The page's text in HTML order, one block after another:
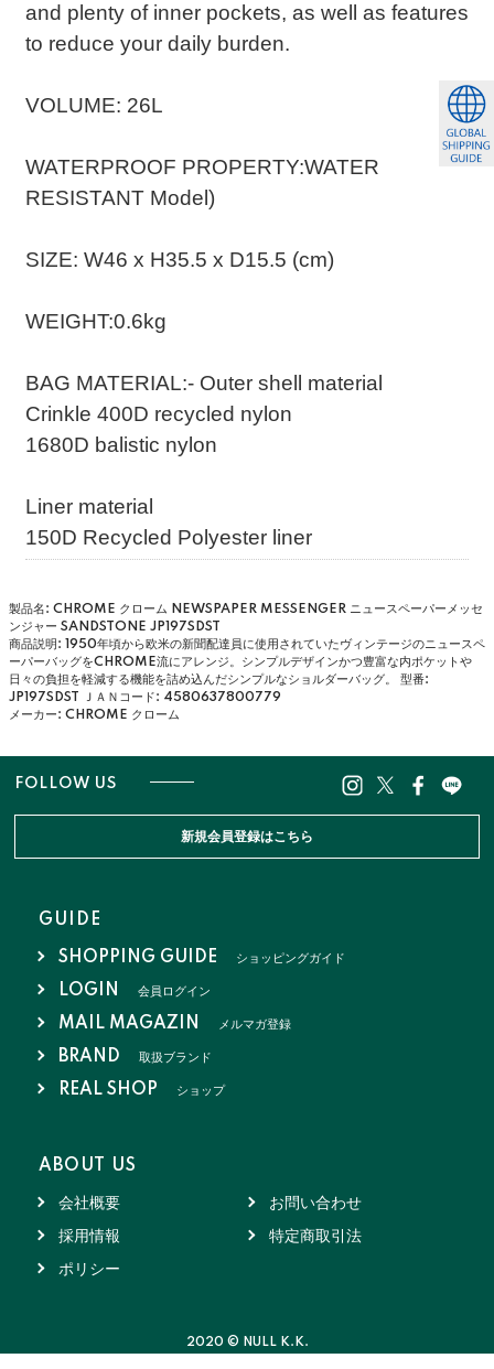
and plenty of inner pockets, as well as features
to reduce your daily burden.
VOLUME: 26L
WATERPROOF PROPERTY:WATER
RESISTANT Model)
SIZE: W46 x H35.5 x D15.5 (cm)
WEIGHT:0.6kg
BAG MATERIAL:- Outer shell material
Crinkle 400D recycled nylon
1680D balistic nylon
Liner material
150D Recycled Polyester liner
製品名: CHROME クローム NEWSPAPER MESSENGER ニュースペーパーメッセ
ンジャー SANDSTONE JP197SDST
商品説明: 1950年頃から欧米の新聞配達員に使用されていたヴィンテージのニュースペ
ーパーバッグをCHROME流にアレンジ。シンプルデザインかつ豊富な内ポケットや
日々の負担を軽減する機能を詰め込んだシンプルなショルダーバッグ。
型番:
JP197SDST ＪＡＮコード: 4580637800779
メーカー: CHROME クローム
FOLLOW US
新規会員登録はこちら
GUIDE
SHOPPING GUIDE ショッピングガイド
LOGIN 会員ログイン
MAIL MAGAZIN メルマガ登録
BRAND 取扱ブランド
REAL SHOP ショップ
ABOUT US
会社概要
お問い合わせ
採用情報
特定商取引法
ポリシー
2020 © NULL K.K.